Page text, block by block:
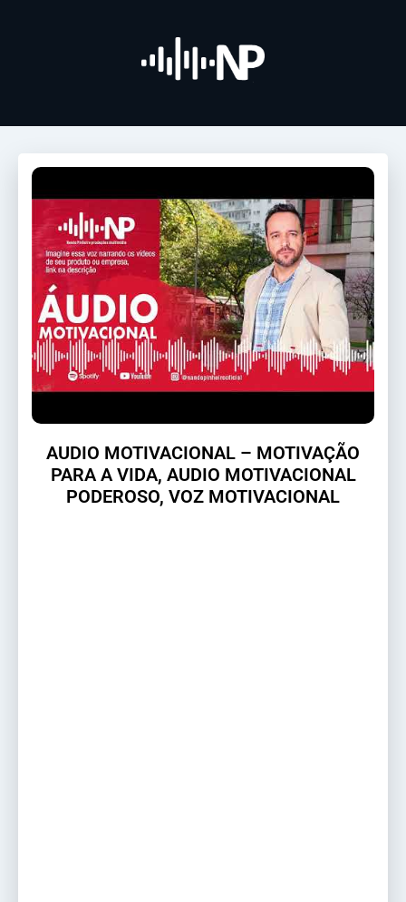
AUDIO MOTIVACIONAL – MOTIVAÇÃO
PARA A VIDA, AUDIO MOTIVACIONAL
PODEROSO, VOZ MOTIVACIONAL